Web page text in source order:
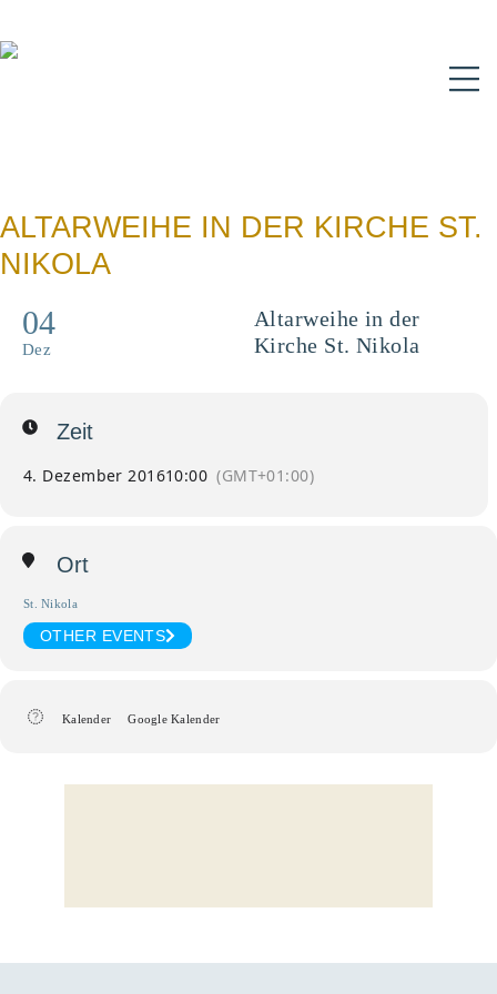
ALTARWEIHE IN DER KIRCHE ST.
NIKOLA
04
Dez
Altarweihe in der
Kirche St. Nikola
Zeit
4. Dezember 201610:00 (GMT+01:00)
Ort
St. Nikola
OTHER EVENTS
Kalender Google Kalender